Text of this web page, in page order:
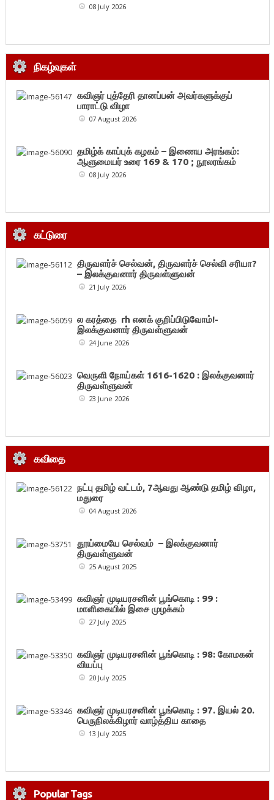
08 July 2026
நிகழ்வுகள்
கவிஞர் புத்தேரி தானப்பன் அவர்களுக்குப்
பாராட்டு விழா
07 August 2026
தமிழ்க் காப்புக் கழகம் – இணைய அரங்கம்:
ஆளுமையர் உரை 169 & 170 ; நூலரங்கம்
08 July 2026
கட்டுரை
திருவளர்ச் செல்வன், திருவளர்ச் செல்வி சரியா?
– இலக்குவனார் திருவள்ளுவன்
21 July 2026
ல கரத்தை rh எனக் குறிப்பிடுவோம்!-
இலக்குவனார் திருவள்ளுவன்
24 June 2026
வெருளி நோய்கள் 1616-1620 : இலக்குவனார்
திருவள்ளுவன்
23 June 2026
கவிதை
நட்பு தமிழ் வட்டம், 7ஆவது ஆண்டு தமிழ் விழா,
மதுரை
04 August 2026
தூய்மையே செல்வம் – இலக்குவனார்
திருவள்ளுவன்
25 August 2025
கவிஞர் முடியரசனின் பூங்கொடி : 99 :
மாளிகையில் இசை முழக்கம்
27 July 2025
கவிஞர் முடியரசனின் பூங்கொடி : 98: கோமகன்
வியப்பு
20 July 2025
கவிஞர் முடியரசனின் பூங்கொடி : 97. இயல் 20.
பெருநிலக்கிழார் வாழ்த்திய காதை
13 July 2025
Popular Tags